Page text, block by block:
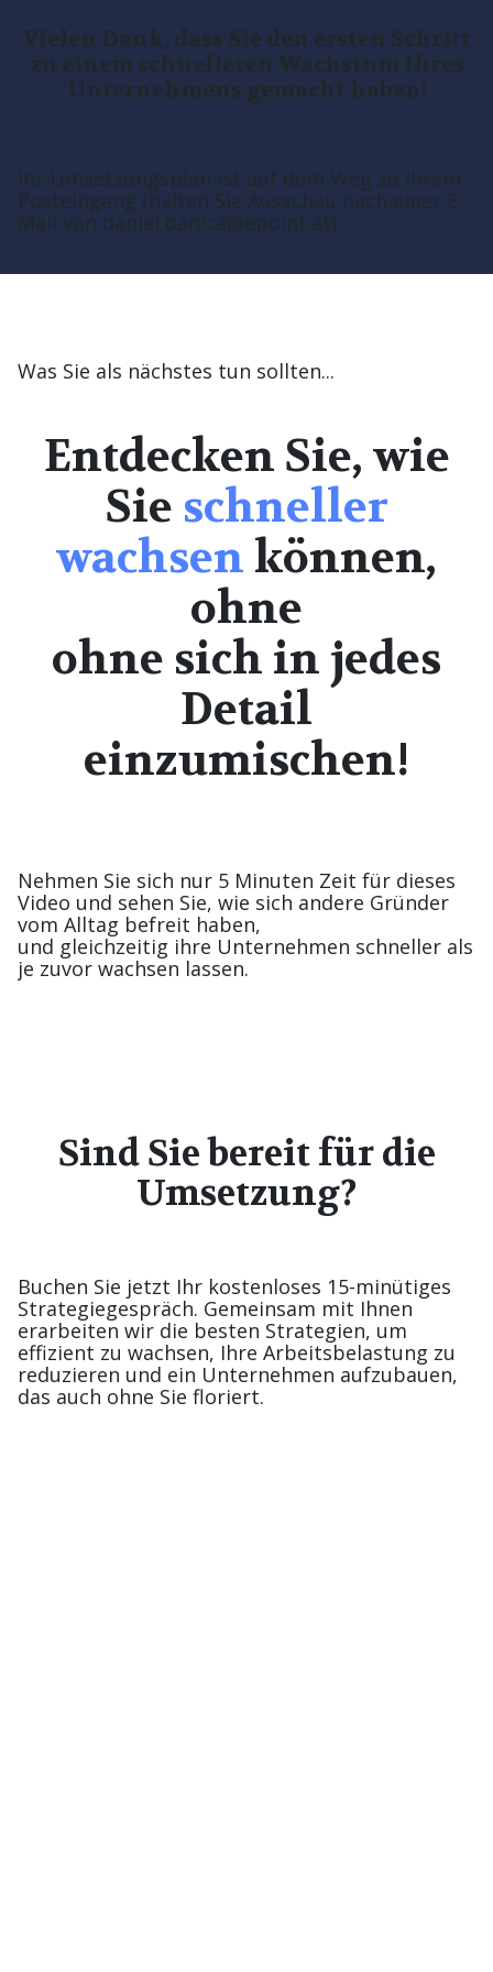
Vielen Dank, dass Sie den ersten Schritt
zu einem schnelleren Wachstum Ihres
Unternehmens gemacht haben!
Ihr Umsetzungsplan ist auf dem Weg zu Ihrem
Posteingang (halten Sie Ausschau nach einer E-
Mail von daniel.banica@epoint.at).
Was Sie als nächstes tun sollten...
Entdecken Sie, wie
Sie schneller
wachsen können,
ohne
ohne sich in jedes
Detail
einzumischen!
Nehmen Sie sich nur 5 Minuten Zeit für dieses
Video und sehen Sie, wie sich andere Gründer
vom Alltag befreit haben,
und gleichzeitig ihre Unternehmen schneller als
je zuvor wachsen lassen.
Sind Sie bereit für die
Umsetzung?
Buchen Sie jetzt Ihr kostenloses 15-minütiges
Strategiegespräch. Gemeinsam mit Ihnen
erarbeiten wir die besten Strategien, um
effizient zu wachsen, Ihre Arbeitsbelastung zu
reduzieren und ein Unternehmen aufzubauen,
das auch ohne Sie floriert.